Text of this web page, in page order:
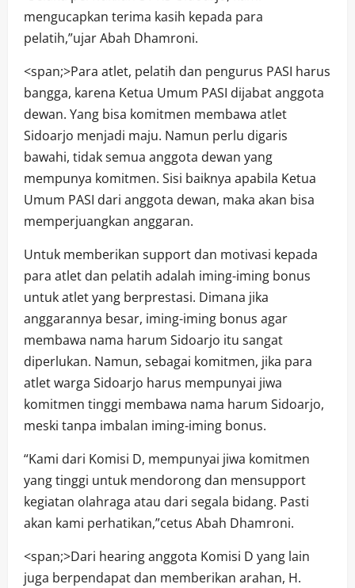
mengucapkan terima kasih kepada para
pelatih,”ujar Abah Dhamroni.
<span;>Para atlet, pelatih dan pengurus PASI harus
bangga, karena Ketua Umum PASI dijabat anggota
dewan. Yang bisa komitmen membawa atlet
Sidoarjo menjadi maju. Namun perlu digaris
bawahi, tidak semua anggota dewan yang
mempunya komitmen. Sisi baiknya apabila Ketua
Umum PASI dari anggota dewan, maka akan bisa
memperjuangkan anggaran.
Untuk memberikan support dan motivasi kepada
para atlet dan pelatih adalah iming-iming bonus
untuk atlet yang berprestasi. Dimana jika
anggarannya besar, iming-iming bonus agar
membawa nama harum Sidoarjo itu sangat
diperlukan. Namun, sebagai komitmen, jika para
atlet warga Sidoarjo harus mempunyai jiwa
komitmen tinggi membawa nama harum Sidoarjo,
meski tanpa imbalan iming-iming bonus.
“Kami dari Komisi D, mempunyai jiwa komitmen
yang tinggi untuk mendorong dan mensupport
kegiatan olahraga atau dari segala bidang. Pasti
akan kami perhatikan,”cetus Abah Dhamroni.
<span;>Dari hearing anggota Komisi D yang lain
juga berpendapat dan memberikan arahan, H.